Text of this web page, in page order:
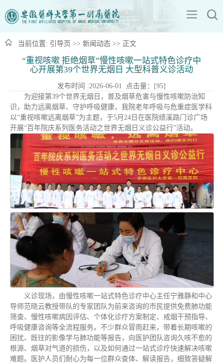
当前位置: 引导页 >> 新闻动态 >> 正文
“重视咳嗽 拒绝烟草”慢性咳嗽一站式特色诊疗中
心开展第39个世界无烟日 大型科普义诊活动
发布时间 :2026-06-01 点击量：[95]
为迎接第39个世界无烟日，普及烟草危害与慢性咳嗽防治知
识，助力远离烟草、守护呼吸健康，我院老年呼吸与危重症医学科
以“重视咳嗽远离烟草”为主题，于5月24日在医院绩溪路门诊广场
开展“百年院庆系列医务活动之世界无烟日义诊公益行”活动。
义诊现场，由慢性咳嗽一站式特色诊疗中心主任宁雅静和中心
导师范晓云教授带队的专家团队为前来咨询的市民提供免费肺功能
筛查、慢性咳嗽病因评估、个体化诊疗方案制定、戒烟干预指导、
呼吸健康咨询等全流程服务。不少群众冒雨赶来，带着长期咳嗽的
困扰、既往的影像学与肺功能等报告，向医护团队咨询久咳不愈的
根源、烟草对气道的损伤，以及如何通过一站式诊疗快速解决咳嗽
难题。医护人员们耐心为每一位群众查体、解读报告，细致答疑解